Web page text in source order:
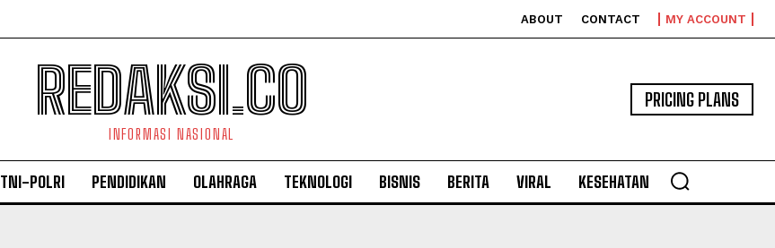
ABOUT CONTACT MY ACCOUNT
REDAKSI.CO
INFORMASI NASIONAL
PRICING PLANS
TNI-POLRI PENDIDIKAN OLAHRAGA TEKNOLOGI BISNIS BERITA VIRAL KESEHATAN